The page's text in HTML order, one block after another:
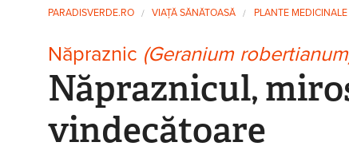
Eşti aici
PARADISVERDE.RO VIAŢĂ SĂNĂTOASĂ PLANTE MEDICINALE
Năpraznic (Geranium
Năpraznicul,
vindecătoare